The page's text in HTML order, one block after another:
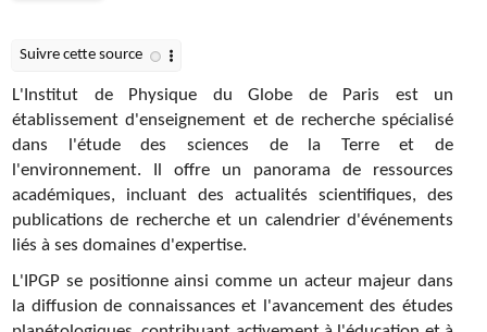
L'Institut de Physique du Globe de Paris est un
établissement d'enseignement et de recherche spécialisé
dans l'étude des sciences de la Terre et de
l'environnement. Il offre un panorama de ressources
académiques, incluant des actualités scientifiques, des
publications de recherche et un calendrier d'événements
liés à ses domaines d'expertise.
L'IPGP se positionne ainsi comme un acteur majeur dans
la diffusion de connaissances et l'avancement des études